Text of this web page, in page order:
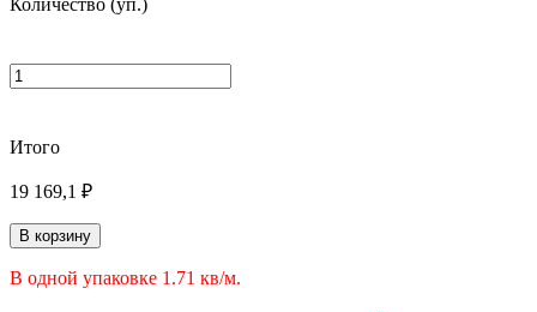
Количество (уп.)
Итого
19 169,1 ₽
В корзину
В одной упаковке 1.71 кв/м.